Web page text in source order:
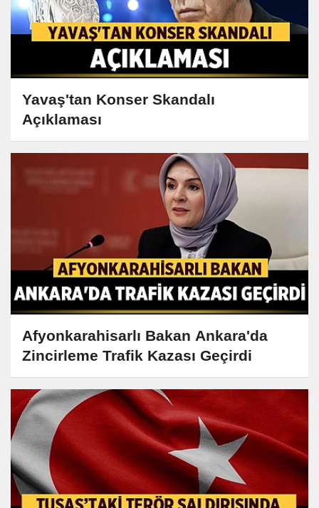
Yavaş'tan Konser Skandalı
Açıklaması
Afyonkarahisarlı Bakan Ankara'da
Zincirleme Trafik Kazası Geçirdi